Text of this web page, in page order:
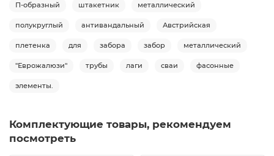
П-образный штакетник металлический
полукруглый антивандальный Австрийская
плетенка для забора забор металлический
"Еврожалюзи" трубы лаги сваи фасонные
элементы.
Комплектующие товары, рекомендуем
посмотреть